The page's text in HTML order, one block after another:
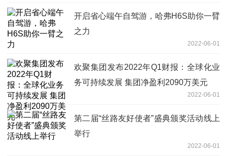
开启省心端午自驾游，哈弗H6S助你一臂
之力
2022-06-01
欢聚集团发布2022年Q1财报：全球化业
务可持续发展 集团净盈利2090万美元
2022-06-01
第二届“丝路友好使者”盛典颁奖活动线上
举行
2022-06-01